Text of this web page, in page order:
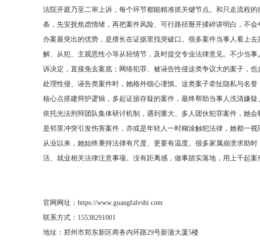
法院开庭乃至二审上诉，每个环节都能精准抓关键节点。和只走流程
条，先安抚焦虑情绪，再把案件风险、可行路径掰开揉碎讲明白，不会
办案最突出的优势，是擅长在证据里找突破口。很多案件当事人看上
解、从犯、主观恶性小等从轻情节，及时提交专业法律意见。不少当
诉决定，直接免去案底；网络犯罪、被诬告性侵这类争议大的案子，
处理性侵、诬告类案件时，她格外细心谨慎。这类案子牵扯隐私与名
核心点搭建辩护逻辑，多起证据存疑的案件，最终帮助当事人洗清嫌疑
依托光法刑辩团队集体研讨机制，遇到重大、多人团伙犯罪案件，她
是邻里冲突引发伤害案件，亦或是年轻人一时糊涂触犯法律，她都一
从业以来，她始终秉持法律有尺度、更要有温度。很多家属崩溃求助
活、就业相关法律注意事项。没有距离感，做事踏实落地，用上千起
官网网址：https://www.guangfalvshi.com
联系方式：15538291001
地址：郑州市郑东新区商务内环路29号新蒲大厦5楼